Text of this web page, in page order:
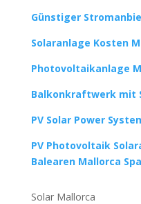
Günstiger
Solaranlage Kosten
Photovoltaikanlage
Balkonkraftwerk mit
PV Solar Power
PV Photovoltaik
Balearen Mallorca
Solar Mallorca